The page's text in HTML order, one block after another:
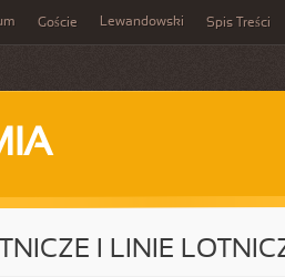
Goście Lewandowski Spis Treści
I LINIE